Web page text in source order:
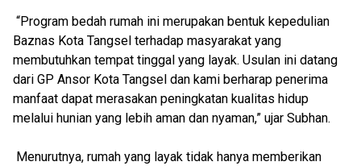
“Program bedah rumah ini merupakan bentuk kepedulian
Baznas Kota Tangsel terhadap masyarakat yang
membutuhkan tempat tinggal yang layak. Usulan ini datang
dari GP Ansor Kota Tangsel dan kami berharap penerima
manfaat dapat merasakan peningkatan kualitas hidup
melalui hunian yang lebih aman dan nyaman,” ujar Subhan.
Menurutnya, rumah yang layak tidak hanya memberikan